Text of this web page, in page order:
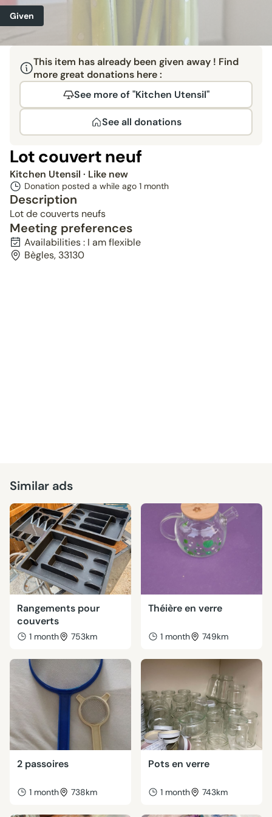
Given
This item has already been given away ! Find
more great donations here :
See more of "Kitchen Utensil"
See all donations
Lot couvert neuf
Kitchen Utensil · Like new
Donation posted a while ago 1 month
Description
Lot de couverts neufs
Meeting preferences
Availabilities : I am flexible
Bègles, 33130
Similar ads
Rangements pour
couverts
1 month 753km
Théière en verre
1 month 749km
2 passoires
1 month 738km
Pots en verre
1 month 743km